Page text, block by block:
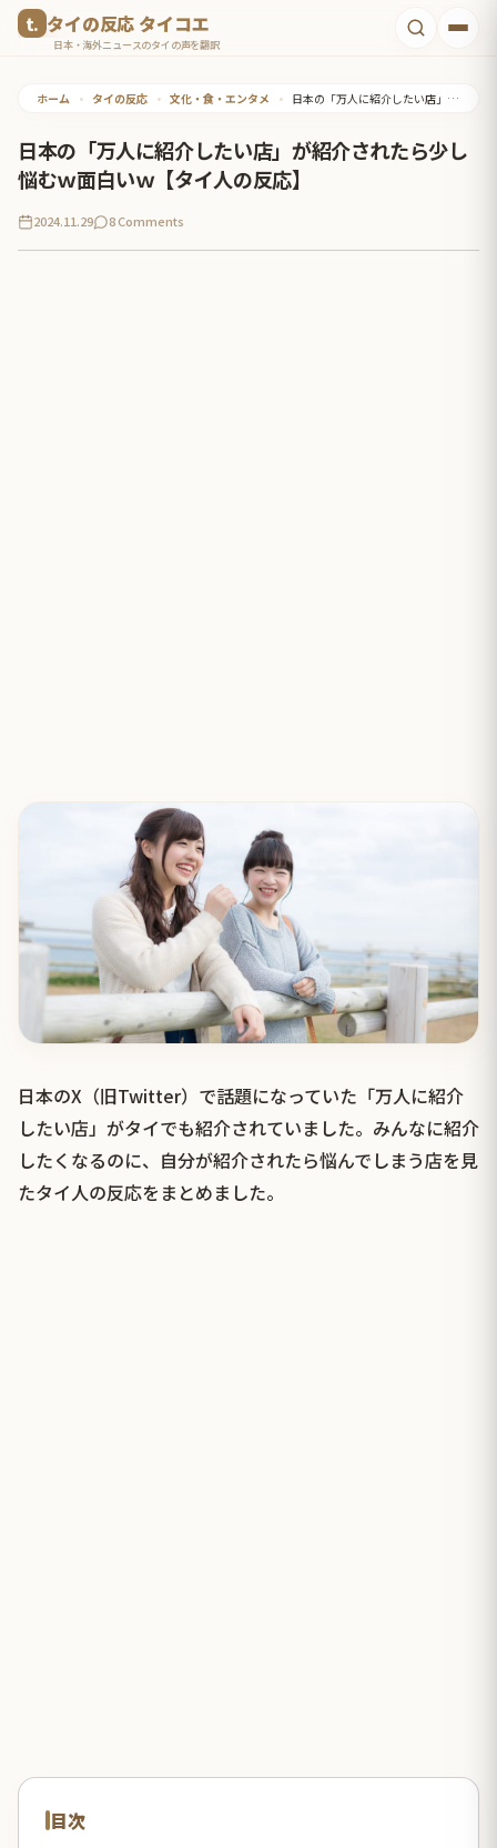
タイの反応 タイコエ
日本・海外ニュースのタイの声を翻訳
ホーム • タイの反応 • 文化・食・エンタメ • 日本の「万人に紹介したい店」が紹介されたら少し悩むｗ面白いｗ【タイ人の反応】
日本の「万人に紹介したい店」が紹介されたら少し
悩むｗ面白いｗ【タイ人の反応】
2024.11.29 8 Comments
日本のX（旧Twitter）で話題になっていた「万人に紹介
したい店」がタイでも紹介されていました。みんなに紹介
したくなるのに、自分が紹介されたら悩んでしまう店を見
たタイ人の反応をまとめました。
目次